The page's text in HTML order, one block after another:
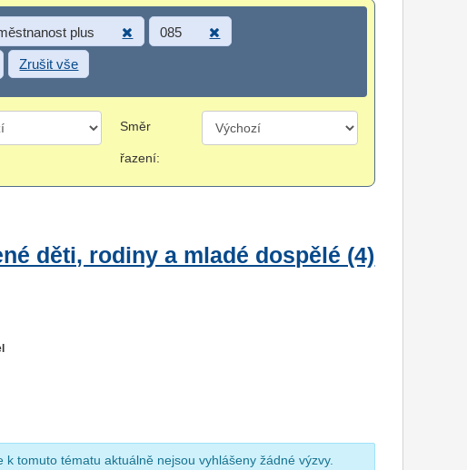
plus 085
Zrušit vše
Směr
řazení:
děti, rodiny a mladé dospělé (4)
tomuto tématu aktuálně nejsou vyhlášeny žádné výzvy.